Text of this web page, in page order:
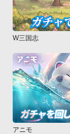
W三国志
アニモ